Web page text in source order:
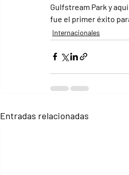
Gulfstream Park y
fue el primer éxito
Internacionales
Entradas relacionadas